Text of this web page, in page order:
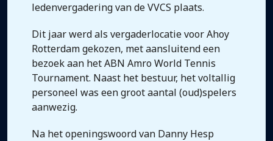
ledenvergadering van de VVCS plaats.
Dit jaar werd als vergaderlocatie voor Ahoy
Rotterdam gekozen, met aansluitend een
bezoek aan het ABN Amro World Tennis
Tournament. Naast het bestuur, het voltallig
personeel was een groot aantal (oud)spelers
aanwezig.
Na het openingswoord van Danny Hesp